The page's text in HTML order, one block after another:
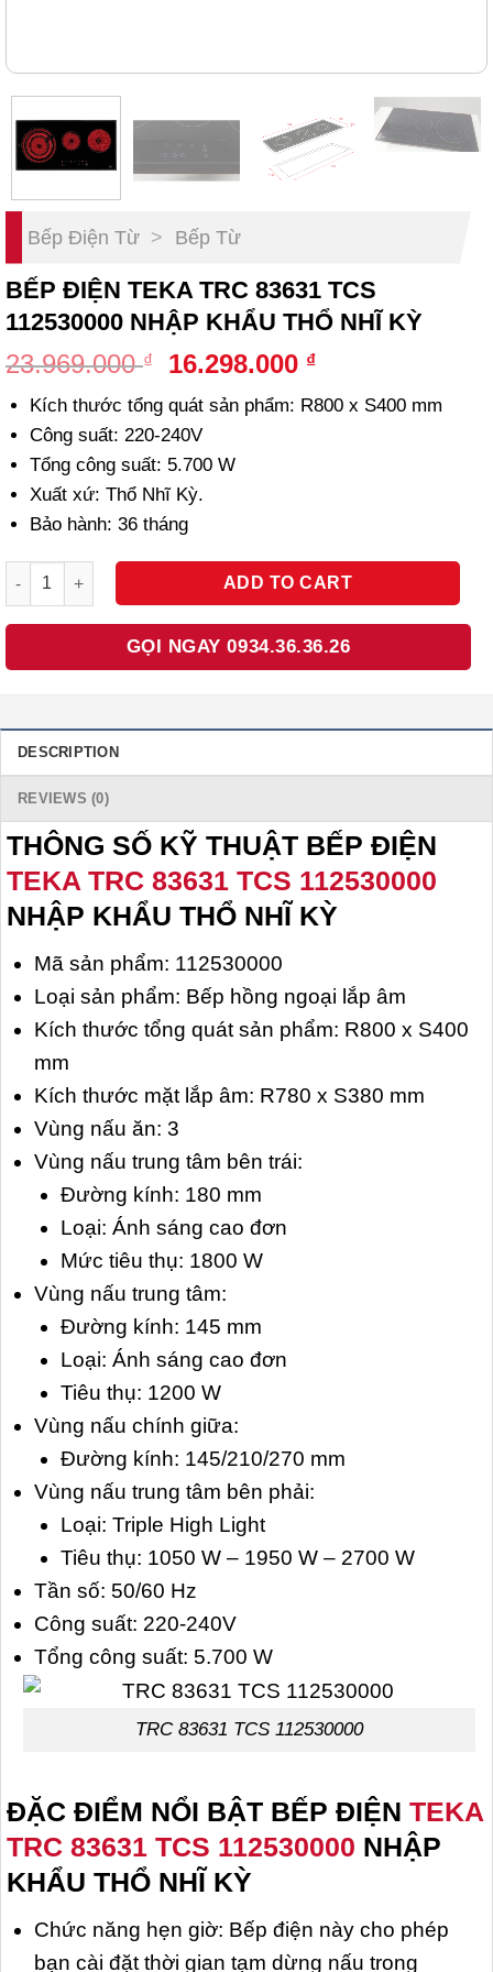
Bếp Điện Từ > Bếp Từ
BẾP ĐIỆN TEKA TRC 83631 TCS
112530000 NHẬP KHẨU THỔ NHĨ KỲ
23.969.000₫
Original
was:
23.969.000 ₫.
16.298.000 ₫Current
is:
Kích thước tổng quát sản phẩm: R800 x S400 mm
Công suất: 220-240V
Tổng công suất: 5.700 W
Xuất xứ: Thổ Nhĩ Kỳ.
Bảo hành: 36 tháng
BẾP ĐIỆN TEKA TRC 83631 TCS 112530000 NHẬP KHẨU THỔ
ADD TO CART
GỌI NGAY 0934.36.36.26
DESCRIPTION
REVIEWS (0)
THÔNG SỐ KỸ THUẬT BẾP ĐIỆN
TEKA TRC 83631 TCS 112530000
NHẬP KHẨU THỔ NHĨ KỲ
Mã sản phẩm: 112530000
Loại sản phẩm: Bếp hồng ngoại lắp âm
Kích thước tổng quát sản phẩm: R800 x S400
mm
Kích thước mặt lắp âm: R780 x S380 mm
Vùng nấu ăn: 3
Vùng nấu trung tâm bên trái:
Đường kính: 180 mm
Loại: Ánh sáng cao đơn
Mức tiêu thụ: 1800 W
Vùng nấu trung tâm:
Đường kính: 145 mm
Loại: Ánh sáng cao đơn
Tiêu thụ: 1200 W
Vùng nấu chính giữa:
Đường kính: 145/210/270 mm
Vùng nấu trung tâm bên phải:
Loại: Triple High Light
Tiêu thụ: 1050 W – 1950 W – 2700 W
Tần số: 50/60 Hz
Công suất: 220-240V
Tổng công suất: 5.700 W
TRC 83631 TCS 112530000
ĐẶC ĐIỂM NỔI BẬT BẾP ĐIỆN TEKA
TRC 83631 TCS 112530000 NHẬP
KHẨU THỔ NHĨ KỲ
Chức năng hẹn giờ: Bếp điện này cho phép
bạn cài đặt thời gian tạm dừng nấu trong